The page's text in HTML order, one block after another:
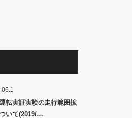
転実証実験の走行範囲拡
いて(2019/…